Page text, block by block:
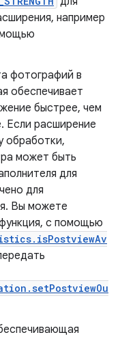
например
фотографий в
обеспечивает
быстрее, чем
Если расширение
обработки,
может быть
для
для
Вы можете
с помощью